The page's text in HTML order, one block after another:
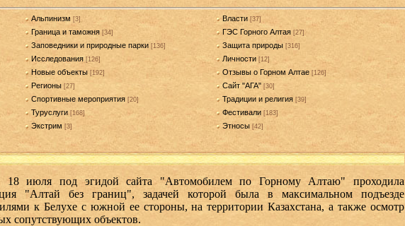
Альпинизм [3] Власти [37]
Граница и таможня [34] ГЭС Горного Алтая [27]
Заповедники и природные парки [136] Защита природы [316]
Исследования [126] Личности [12]
Новые объекты [192] Отзывы о Горном Алтае [126]
Регионы [27] Сайт "АГА" [30]
Спортивные мероприятия [20] Традиции и религия [39]
Туруслуги [168] Фестивали [183]
Экстрим [3] Этносы [42]
июля под эгидой сайта "Автомобилем по Горному Алтаю" проходила
"Алтай без границ", задачей которой была в максимальном подъезде
к Белухе с южной ее стороны, на территории Казахстана, а также осмотр
сопутствующих объектов.